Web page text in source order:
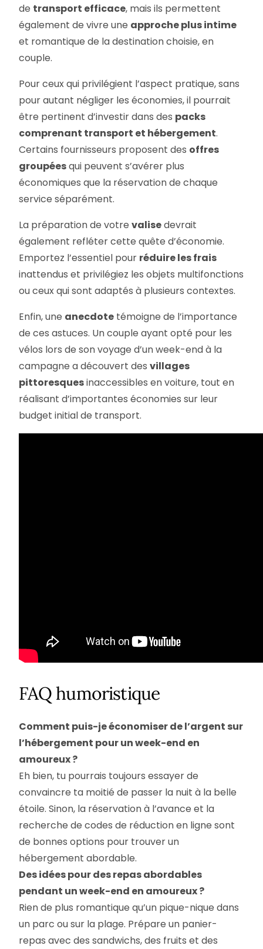
de transport efficace, mais ils permettent
également de vivre une approche plus intime
et romantique de la destination choisie, en
couple.
Pour ceux qui privilégient l’aspect pratique, sans
pour autant négliger les économies, il pourrait
être pertinent d’investir dans des packs
comprenant transport et hébergement.
Certains fournisseurs proposent des offres
groupéesqui peuvent s’avérer plus
économiques que la réservation de chaque
service séparément.
La préparation de votrevalisedevrait
également refléter cette quête d’économie.
Emportez l’essentiel pour réduire les frais
inattendus et privilégiez les objets multifonctions
ou ceux qui sont adaptés à plusieurs contextes.
Enfin, une anecdote témoigne de l’importance
de ces astuces. Un couple ayant opté pour les
vélos lors de son voyage d’un week-end à la
campagne a découvert desvillages
pittoresquesinaccessibles en voiture, tout en
réalisant d’importantes économies sur leur
budget initial de transport.
FAQ humoristique
Comment puis-je économiser de l’argent sur
l’hébergement pour un week-end en
amoureux ?
Eh bien, tu pourrais toujours essayer de
convaincre ta moitié de passer la nuit à la belle
étoile. Sinon, la réservation à l’avance et la
recherche de codes de réduction en ligne sont
de bonnes options pour trouver un
hébergement abordable.
Des idées pour des repas abordables
pendant un week-end en amoureux ?
Rien de plus romantique qu’un pique-nique dans
un parc ou sur la plage. Prépare un panier-
repas avec des sandwichs, des fruits et des